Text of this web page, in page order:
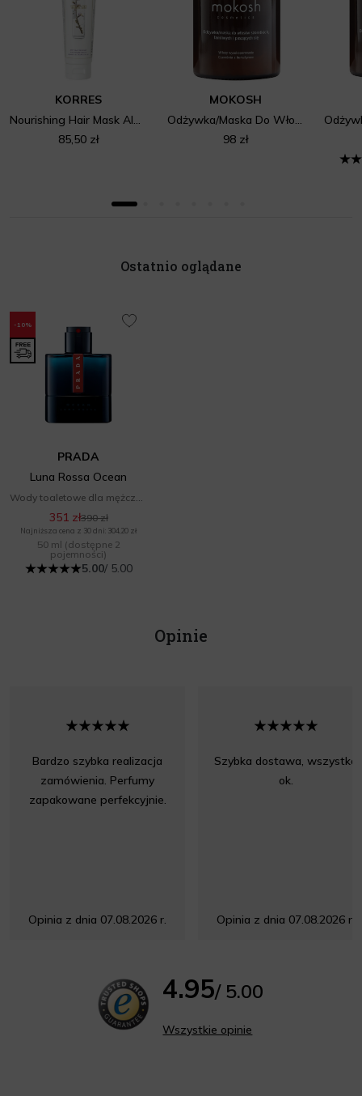
KORRES
Nourishing Hair Mask Almond
85,50 zł
MOKOSH
Odżywka/Maska Do Włosów Szorstkich, Łamliwych I Puszących Się - Czereśnia Z Bursztynem
98 zł
Ostatnio oglądane
-10%
PRADA
Luna Rossa Ocean
351 zł390 zł
Najniższa cena z 30 dni: 304,20 zł
50 ml (dostępne 2
pojemności)
5.00/ 5.00
Opinie
Bardzo szybka realizacja
zamówienia. Perfumy
zapakowane perfekcyjnie.
Opinia z dnia 07.08.2026 r.
Szybka dostawa, wszystko
ok.
Opinia z dnia 07.08.2026 r.
4.95/ 5.00
Wszystkie opinie